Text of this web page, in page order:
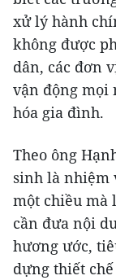
xử lý hành
không được
dân, các đơn
vận động mọi
hóa gia đình.
Theo ông
sinh là nhiệm
một chiều mà
cần đưa nội
hương ước,
dựng thiết